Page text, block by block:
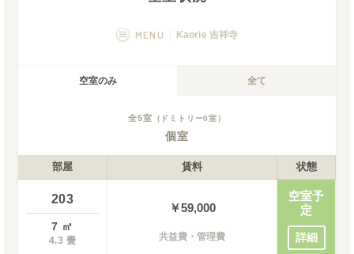
MENU Kaorie 吉祥寺
空室のみ 全て
全5室 （ドミトリー0室）
個室
部屋 賃料 状態
203
7 ㎡
4.3 畳
￥59,000
共益費・管理費
空室予
定
詳細